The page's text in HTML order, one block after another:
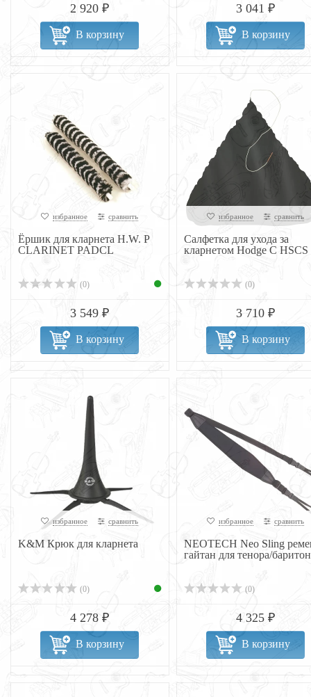
2 920 ₽
В корзину
3 041 ₽
В корзину
избранное сравнить
Ёршик для кларнета H.W. P
CLARINET PADCL
(0)
3 549 ₽
В корзину
избранное сравнить
Салфетка для ухода за
кларнетом Hodge C HSCS
(0)
3 710 ₽
В корзину
избранное сравнить
K&M Крюк для кларнета
(0)
4 278 ₽
В корзину
избранное сравнить
NEOTECH Neo Sling
гайтан для тенора/
(0)
4 325 ₽
В корзину